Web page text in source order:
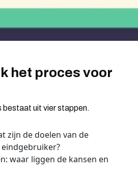
het proces voor
uit vier stappen.
zijn de doelen van de
waar liggen de kansen en